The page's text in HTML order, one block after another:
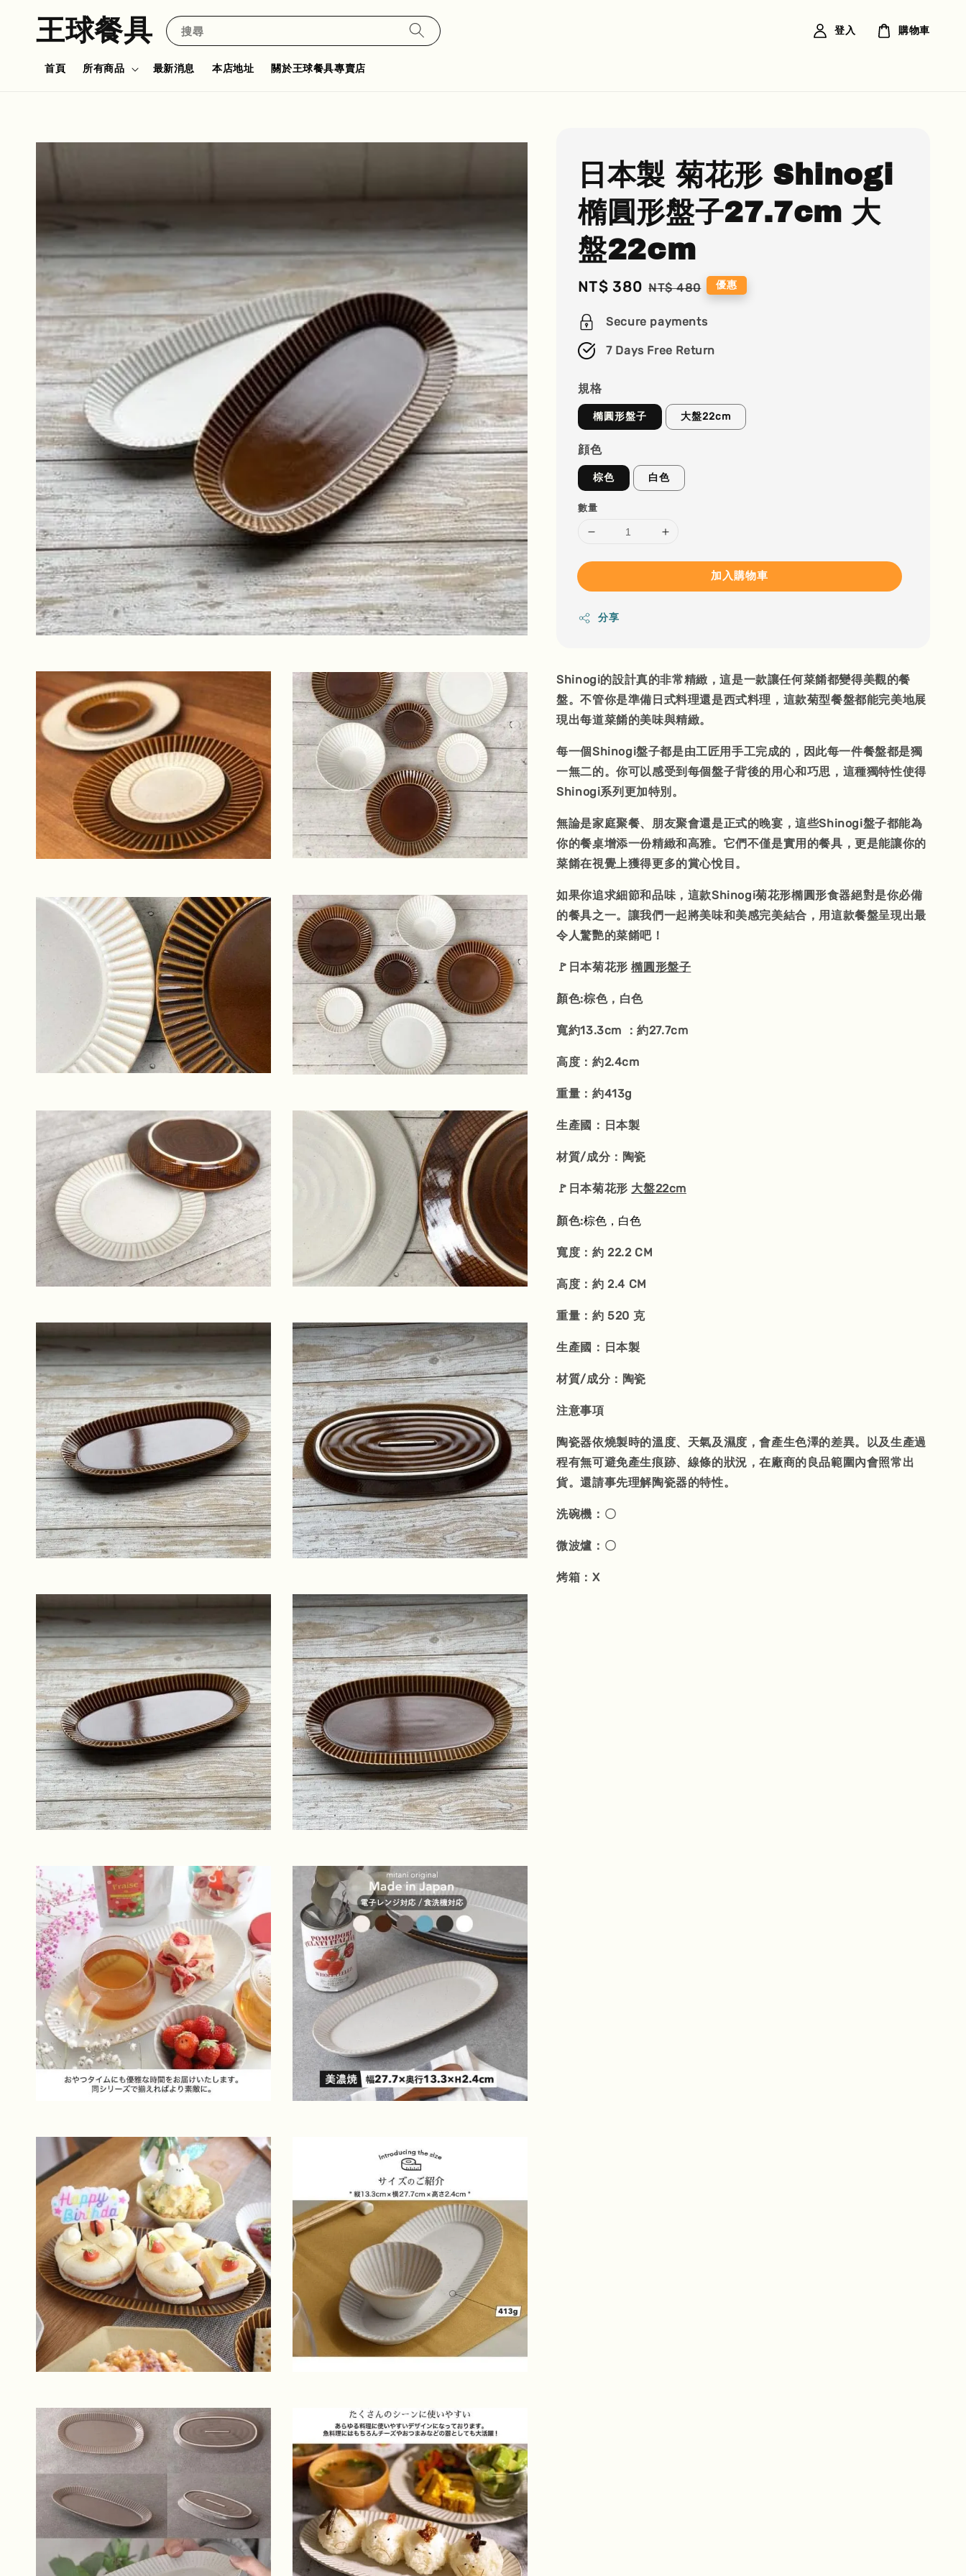
王球餐具 搜尋
首頁 所有商品 最新消息 本店地址 關於王球餐具專賣店
登入 購物車
日本製 菊花形 Shinogi
橢圓形盤子27.7cm 大
盤22cm
Sale
NT$ 380 Regular
NT$ 480 優惠
Secure payments
7 Days Free Return
規格
橢圓形盤子 大盤22cm
顔色
棕色 白色
數量
加入購物車
分享
Shinogi的設計真的非常精緻，這是一款讓任何菜餚都變得美觀的餐
盤。不管你是準備日式料理還是西式料理，這款菊型餐盤都能完美地展
現出每道菜餚的美味與精緻。
每一個Shinogi盤子都是由工匠用手工完成的，因此每一件餐盤都是獨
一無二的。你可以感受到每個盤子背後的用心和巧思，這種獨特性使得
Shinogi系列更加特別。
無論是家庭聚餐、朋友聚會還是正式的晚宴，這些Shinogi盤子都能為
你的餐桌增添一份精緻和高雅。它們不僅是實用的餐具，更是能讓你的
菜餚在視覺上獲得更多的賞心悅目。
如果你追求細節和品味，這款Shinogi菊花形橢圓形食器絕對是你必備
的餐具之一。讓我們一起將美味和美感完美結合，用這款餐盤呈現出最
令人驚艷的菜餚吧！
🚩日本菊花形橢圓形盤子
顏色:棕色，白色
寬約13.3cm ：約27.7cm
高度：約2.4cm
重量：約413g
生產國：日本製
材質/成分：陶瓷
🚩日本菊花形 大盤22cm
顏色:棕色，白色
寬度：約 22.2 CM
高度：約 2.4 CM
重量：約 520 克
生產國：日本製
材質/成分：陶瓷
注意事項
陶瓷器依燒製時的溫度、天氣及濕度，會產生色澤的差異。以及生產過
程有無可避免產生痕跡、線條的狀況，在廠商的良品範圍內會照常出
貨。還請事先理解陶瓷器的特性。
洗碗機：〇
微波爐：〇
烤箱：X